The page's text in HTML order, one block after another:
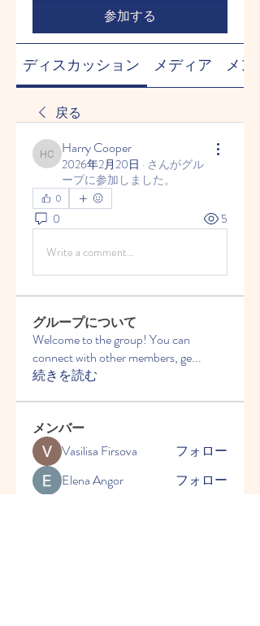
参加する
ディスカッション メディア メン
戻る
Harry Cooper
Harry Cooper
2026年2月20日 · さんがグル
ープに参加しました。
0
0 5
Write a comment...
グループについて
Welcome to the group! You can
connect with other members, ge...
続きを読む
メンバー
Vasilisa Firsova
フォロー
Elena Angor
フォロー